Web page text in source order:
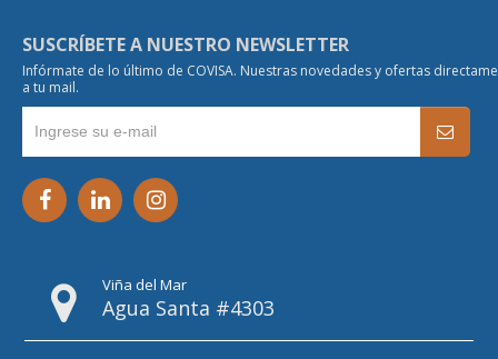
SUSCRÍBETE A NUESTRO NEWSLETTER
Infórmate de lo último de COVISA. Nuestras novedades y ofertas
a tu mail.
Viña del Mar
Agua Santa #4303